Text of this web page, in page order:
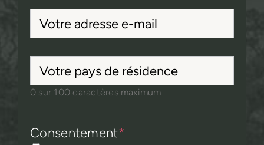
Votre
adresse
e-
mail*
Votre
pays
résidence
0 sur 100 caractères maximum
Consentement*